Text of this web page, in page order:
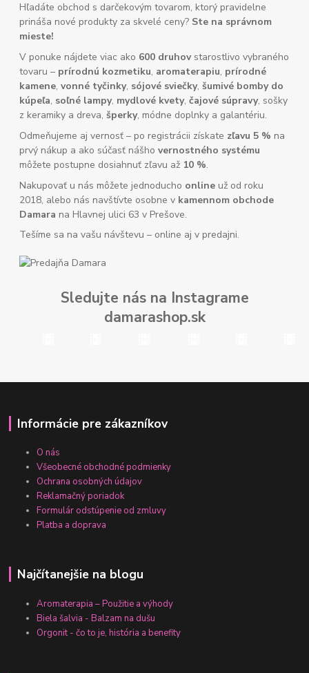
Hľadáte obchod s darčekovým tovarom, ktorý pravidelne
prináša nové produkty za skvelé ceny? Ste na správnom
mieste!
V ponuke nájdete viac ako 600 druhovstarostlivo vybraného
tovaru – prírodnú kozmetiku, aromaterapiu, prírodné
kamene,vonné tyčinky, sójové sviečky,šumivé bomby do
kúpeľa, soľné lampy, mydlové kvety,čajové súpravy, sošky
z keramiky a dreva,šperky, módne doplnky a galantériu.
Odmeňujeme aj vernosť – po registrácii získate zľavu 5 % na
prvý nákup a ako súčasť nášhovernostného systému
môžete postupne dosiahnuť zľavu až 10 %.
Nakupovať u nás môžete jednoducho online už od roku
2018, alebo nás navštívte osobne v kamennom obchode
Damara na Hlavnej ulici 63 v Prešove.
Tešíme sa na vašu návštevu – online aj v predajni.
Sledujte nás na Instagrame
damarashop.sk
Informácie pre zákazníkov
O nás
Všeobecné obchodné podmienky
Ochrana osobných údajov
Reklamačný poriadok
Formulár odstúpenie od zmluvy
Platba a doprava
Najčítanejšie na blogu
Aromaterapia – Použitie a výhody
Biela šalvia - Balzam na dušu
Orgonit - čo to je, história a benefity